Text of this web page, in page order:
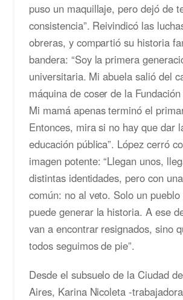
puso un maquillaje, pero dejó de
consistencia”. Reivindicó las
obreras, y compartió su historia
bandera: “Soy la primera
universitaria. Mi abuela salió del
máquina de coser de la
Mi mamá apenas terminó el
Entonces, mira si no hay que dar
educación pública”. López cerró
imagen potente: “Llegan unos,
distintas identidades, pero con
común: no al veto. Solo un
puede generar la historia. A ese
van a encontrar resignados, sino
todos seguimos de pie”.
Desde el subsuelo de la Ciudad
Aires, Karina Nicoleta -